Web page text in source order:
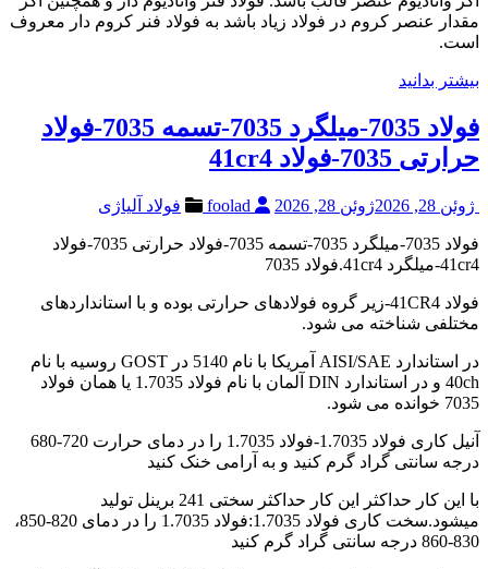
مقدار عنصر کروم در فولاد زیاد باشد به فولاد فنر کروم دار معروف
است.
بیشتر بدانید
فولاد 7035-میلگرد 7035-تسمه 7035-فولاد
حرارتی 7035-فولاد 41cr4
ژوئن 28, 2026 ژوئن 28, 2026 فولاد آلیاژی
فولاد 7035-میلگرد 7035-تسمه 7035-فولاد حرارتی 7035-فولاد
41cr4-میلگرد 41cr4.فولاد 7035
فولاد 41CR4-زیر گروه فولادهای حرارتی بوده و با استانداردهای
مختلفی شناخته می شود.
در استاندارد AISI/SAE آمریکا با نام 5140 در GOST روسیه با نام
40ch و در استاندارد DIN آلمان با نام فولاد 1.7035 یا همان فولاد
7035 خوانده می شود.
آنیل کاری فولاد 1.7035-فولاد 1.7035 را در دمای حرارت 720-680
درجه سانتی گراد گرم کنید و به آرامی خنک کنید
با این کار حداکثر این کار حداکثر سختی 241 برینل تولید
میشود.سخت کاری فولاد 1.7035:فولاد 1.7035 را در دمای 820-850،
830-860 درجه سانتی گراد گرم کنید